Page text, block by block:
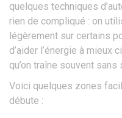
quelques techniques
rien de compliqué : on
légèrement sur certains
d’aider l’énergie à mieux
qu’on traîne souvent sans
Voici quelques zones
débute :